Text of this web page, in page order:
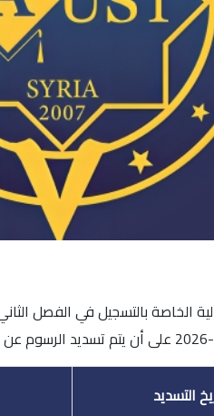
بالتسجيل في الفصل الثاني 2025-
التسديد